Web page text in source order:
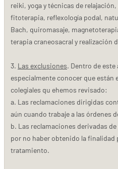
reiki, yoga y técnicas de
fitoterapia, reflexología podal,
Bach, quiromasaje,
terapia craneosacral y realización
3. Las exclusiones. Dentro de
especialmente conocer que están
colegiales qu ehemos revisado:
a. Las reclamaciones dirigidas
aún cuando trabaje a las órdenes
b. Las reclamaciones derivadas
por no haber obtenido la finalidad
tratamiento.